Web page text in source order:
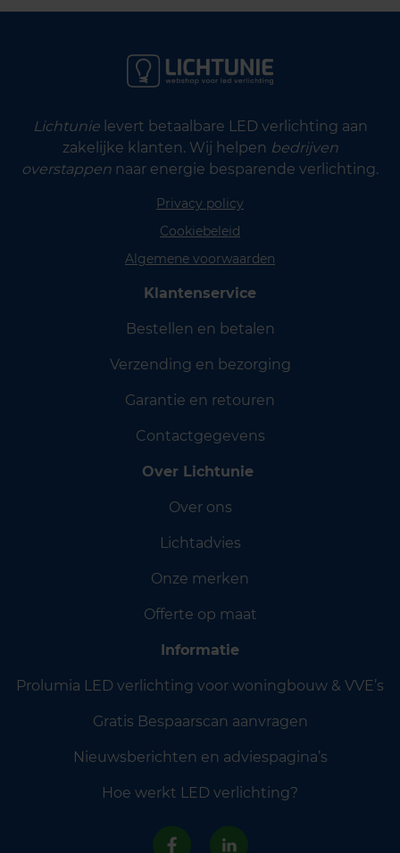
Lichtunielevert betaalbare LED verlichting aan
zakelijke klanten. Wij helpen bedrijven
overstappen naar energie besparende verlichting.
Privacy policy
Cookiebeleid
Algemene voorwaarden
Klantenservice
Bestellen en betalen
Verzending en bezorging
Garantie en retouren
Contactgegevens
Over Lichtunie
Over ons
Lichtadvies
Onze merken
Offerte op maat
Informatie
Prolumia LED verlichting voor woningbouw & VVE’s
Gratis Bespaarscan aanvragen
Nieuwsberichten en adviespagina’s
Hoe werkt LED verlichting?